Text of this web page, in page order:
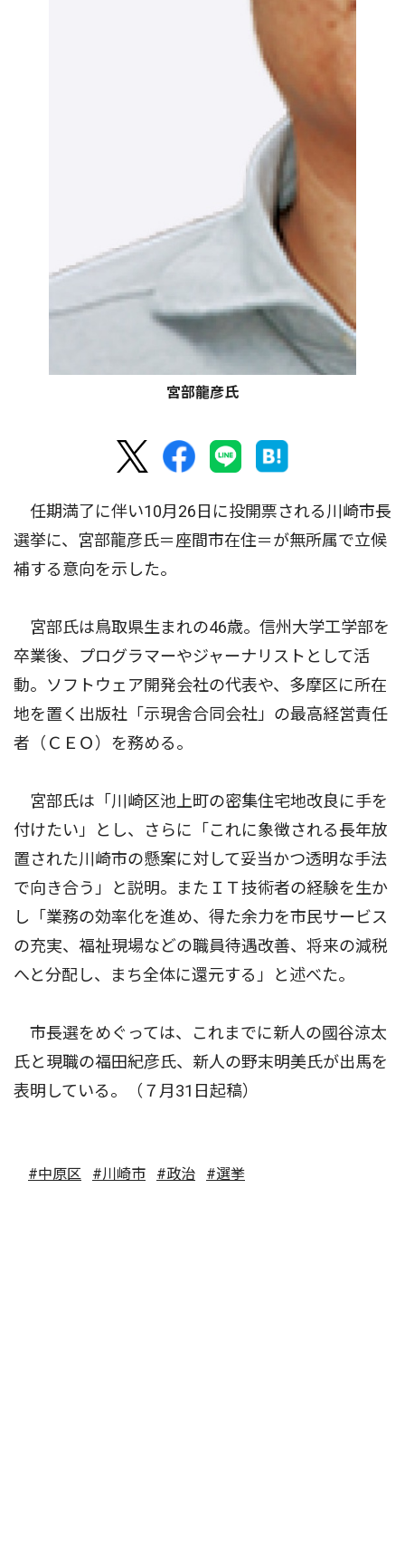
宮部龍彦氏
任期満了に伴い10月26日に投開票される川崎市長
選挙に、宮部龍彦氏＝座間市在住＝が無所属で立候
補する意向を示した。
宮部氏は鳥取県生まれの46歳。信州大学工学部を
卒業後、プログラマーやジャーナリストとして活
動。ソフトウェア開発会社の代表や、多摩区に所在
地を置く出版社「示現舎合同会社」の最高経営責任
者（ＣＥＯ）を務める。
宮部氏は「川崎区池上町の密集住宅地改良に手を
付けたい」とし、さらに「これに象徴される長年放
置された川崎市の懸案に対して妥当かつ透明な手法
で向き合う」と説明。またＩＴ技術者の経験を生か
し「業務の効率化を進め、得た余力を市民サービス
の充実、福祉現場などの職員待遇改善、将来の減税
へと分配し、まち全体に還元する」と述べた。
市長選をめぐっては、これまでに新人の國谷涼太
氏と現職の福田紀彦氏、新人の野末明美氏が出馬を
表明している。（７月31日起稿）
#中原区 #川崎市 #政治 #選挙